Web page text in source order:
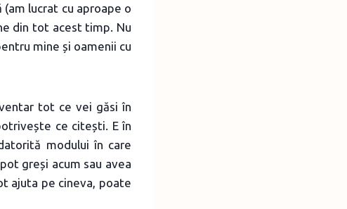
lucrat cu aproape o
din tot acest timp. Nu
mine și oamenii cu
tot ce vei găsi în
ce citești. E în
modului în care
greși acum sau avea
ajuta pe cineva, poate